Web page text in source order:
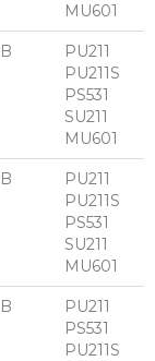
MU601
PU211
PU211S
PS531
SU211
MU601
PU211
PU211S
PS531
SU211
MU601
PU211
PS531
PU211S